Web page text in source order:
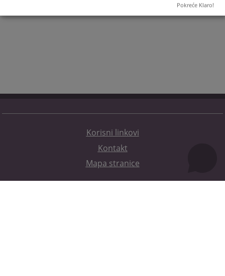
Korisni linkovi
Kontakt
Mapa stranice
Pokreće Klaro!